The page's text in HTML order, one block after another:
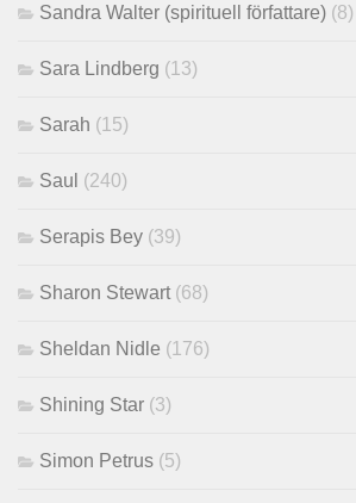
Sandra Walter (spirituell författare) (8)
Sara Lindberg (13)
Sarah (15)
Saul (240)
Serapis Bey (39)
Sharon Stewart (68)
Sheldan Nidle (176)
Shining Star (3)
Simon Petrus (5)